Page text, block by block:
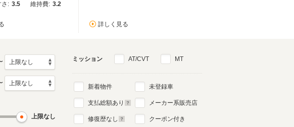
さ: 3.5 維持費: 3.2
詳しく見る
上限なし
ミッション AT/CVT MT
新着物件
支払総額あり
修復歴なし
未登録車
メーカー系販売店
クーポン付き